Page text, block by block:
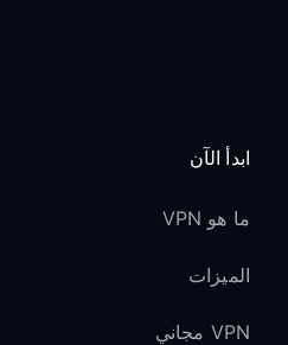
ابدأ الآن
ما هو VPN
الميزات
VPN مجاني